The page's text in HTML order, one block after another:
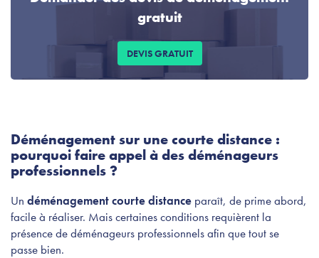
gratuit
DEVIS GRATUIT
Déménagement sur une courte distance :
pourquoi faire appel à des déménageurs
professionnels ?
Un déménagement courte distance paraît, de prime abord,
facile à réaliser. Mais certaines conditions requièrent la
présence de déménageurs professionnels afin que tout se
passe bien.